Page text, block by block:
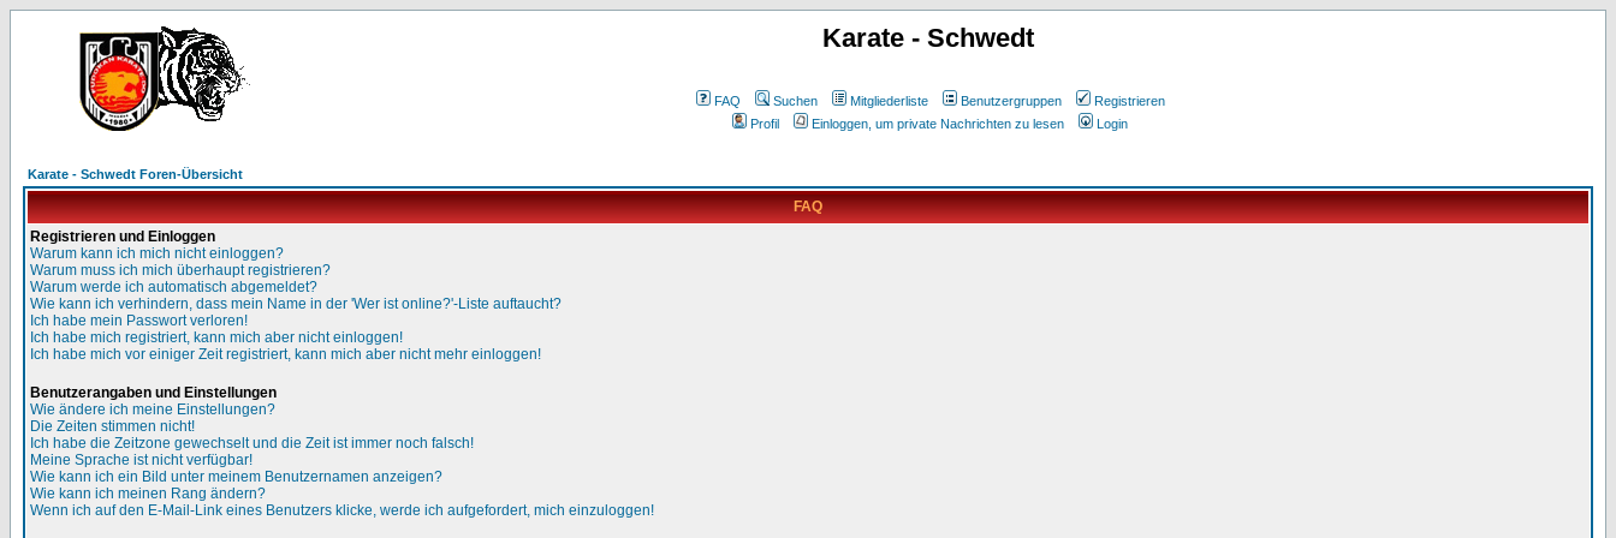
Karate - Schwedt
FAQ Suchen Mitgliederliste Benutzergruppen
Registrieren
Profil
Einloggen, um private Nachrichten zu lesen Login
Karate - Schwedt Foren-Übersicht
FAQ
Registrieren und Einloggen
Warum kann ich mich nicht einloggen?
Warum muss ich mich überhaupt registrieren?
Warum werde ich automatisch abgemeldet?
Wie kann ich verhindern, dass mein Name in der 'Wer ist online?'-Liste auftaucht?
Ich habe mein Passwort verloren!
Ich habe mich registriert, kann mich aber nicht einloggen!
Ich habe mich vor einiger Zeit registriert, kann mich aber nicht mehr einloggen!
Benutzerangaben und Einstellungen
Wie ändere ich meine Einstellungen?
Die Zeiten stimmen nicht!
Ich habe die Zeitzone gewechselt und die Zeit ist immer noch falsch!
Meine Sprache ist nicht verfügbar!
Wie kann ich ein Bild unter meinem Benutzernamen anzeigen?
Wie kann ich meinen Rang ändern?
Wenn ich auf den E-Mail-Link eines Benutzers klicke, werde ich aufgefordert, mich einzuloggen!